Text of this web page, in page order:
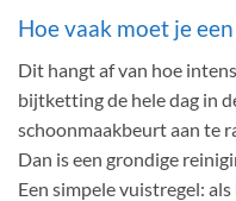
Hoe vaak moet je
Dit hangt af van hoe
bijtketting de hele dag in
schoonmaakbeurt aan te
Dan is een grondige
Een simpele vuistregel: